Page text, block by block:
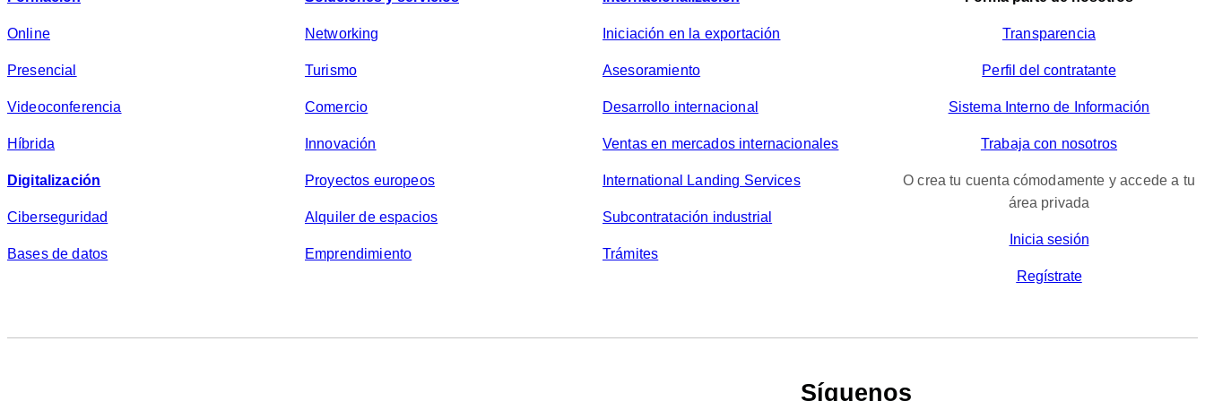
v
c
i
a
*
Online
Presencial
Videoconferencia
Híbrida
Digitalización
Ciberseguridad
Bases de datos
Networking
Turismo
Comercio
Innovación
Proyectos europeos
Alquiler de espacios
Emprendimiento
Iniciación en la exportación
Asesoramiento
Desarrollo internacional
Ventas en mercados internacionales
International Landing Services
Subcontratación industrial
Trámites
Transparencia
Perfil del contratante
Sistema Interno de Información
Trabaja con nosotros
O crea tu cuenta cómodamente y accede a tu
área privada
Inicia sesión
Regístrate
Síguenos